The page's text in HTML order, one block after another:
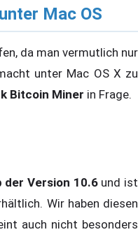
Mac OS
da man vermutlich nur
unter Mac OS X zu
Bitcoin Miner in Frage.
der Version 10.6und ist
Wir haben diesen
auch nicht besonders